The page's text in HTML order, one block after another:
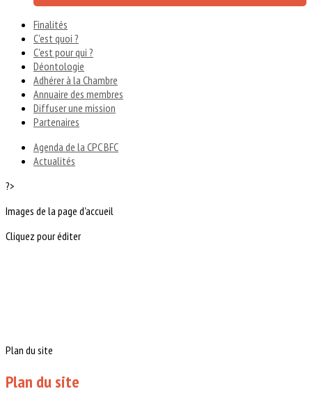
Finalités
C'est quoi ?
C'est pour qui ?
Déontologie
Adhérer à la Chambre
Annuaire des membres
Diffuser une mission
Partenaires
Agenda de la CPC BFC
Actualités
?>
Images de la page d'accueil
Cliquez pour éditer
Plan du site
Plan du site